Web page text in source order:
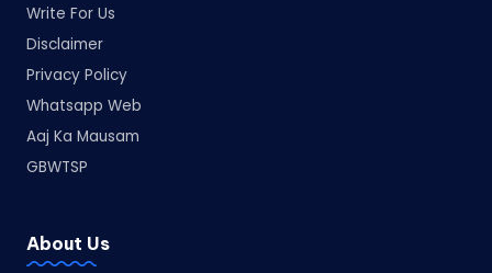
Write For Us
Disclaimer
Privacy Policy
Whatsapp Web
Aaj Ka Mausam
GBWTSP
About Us